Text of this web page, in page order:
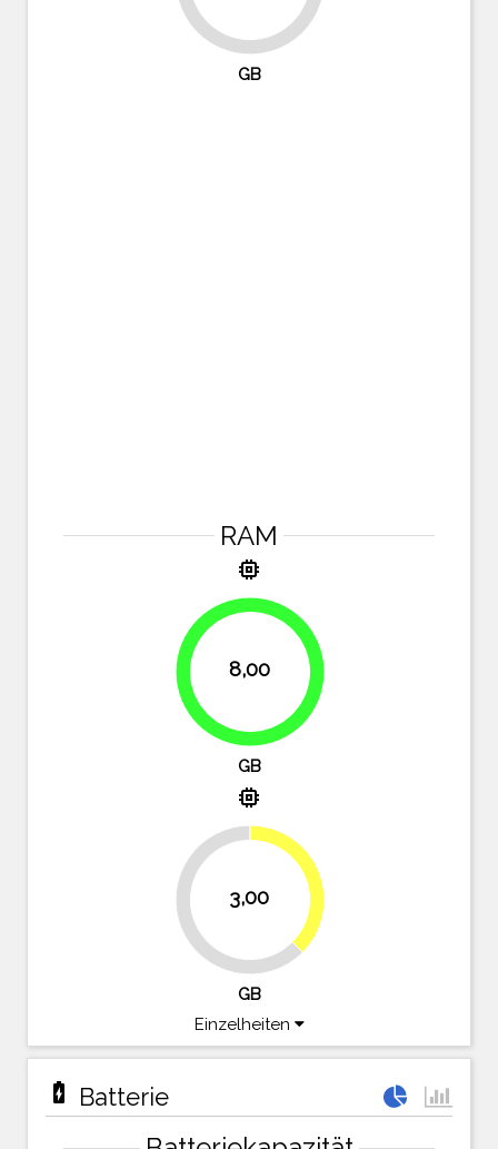
93.8%
GB
RAM
memory
8,00
100%
GB
memory
3,00
62.5%
37.5%
GB
Einzelheiten
battery_charging_full Batterie